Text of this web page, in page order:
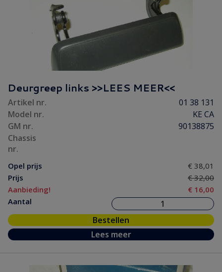
Deurgreep links >>LEES MEER<<
Artikel nr.
01 38 131
Model nr.
KE CA
GM nr.
90138875
Chassis
nr.
Opel prijs
€ 38,01
Prijs
€ 32,00
Aanbieding!
€ 16,00
Aantal
Bestellen
Lees meer